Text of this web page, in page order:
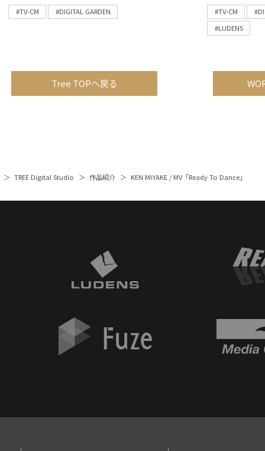
#TV-CM
#DIGITAL GARDEN
#TV-CM
#LUDENS
Tree TOPへ戻る
TREE Digital Studio 作品紹介 KEN MIYAKE / MV「Ready To Dance」